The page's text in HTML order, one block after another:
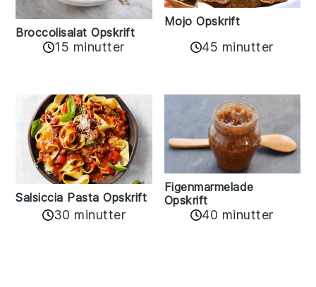
Broccolisalat Opskrift
15 minutter
Mojo Opskrift
45 minutter
Salsiccia Pasta Opskrift
30 minutter
Figenmarmelade
Opskrift
40 minutter